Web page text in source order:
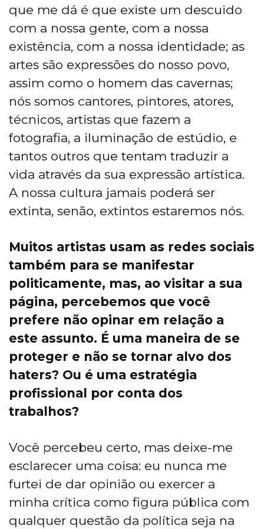
que me dá é que existe um descuido
com a nossa gente, com a nossa
existência, com a nossa identidade; as
artes são expressões do nosso povo,
assim como o homem das cavernas;
nós somos cantores, pintores, atores,
técnicos, artistas que fazem a
fotografia, a iluminação de estúdio, e
tantos outros que tentam traduzir a
vida através da sua expressão artística.
A nossa cultura jamais poderá ser
extinta, senão, extintos estaremos nós.
Muitos artistas usam as redes sociais
também para se manifestar
politicamente, mas, ao visitar a sua
página, percebemos que você
prefere não opinar em relação a
este assunto. É uma maneira de se
proteger e não se tornar alvo dos
haters? Ou é uma estratégia
profissional por conta dos
trabalhos?
Você percebeu certo, mas deixe-me
esclarecer uma coisa: eu nunca me
furtei de dar opinião ou exercer a
minha crítica como figura pública com
qualquer questão da política seja na